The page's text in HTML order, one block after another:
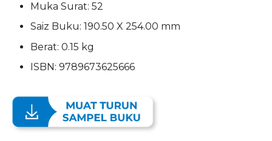
Muka Surat: 52
Saiz Buku: 190.50 X 254.00 mm
Berat: 0.15 kg
ISBN: 9789673625666